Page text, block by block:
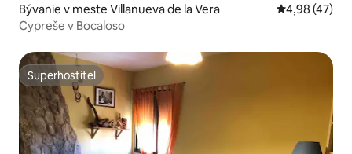
Bývanie v meste Villanueva de la Vera Priemerné
4,98 (47)
Cypreše v Bocaloso
Superhostiteľ
Superhostiteľ